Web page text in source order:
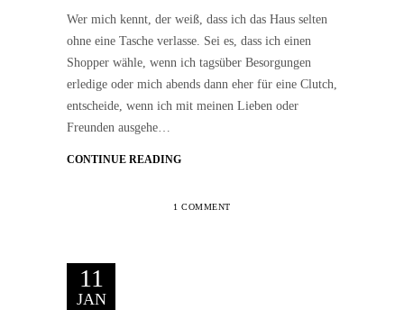
Wer mich kennt, der weiß, dass ich das Haus selten
ohne eine Tasche verlasse. Sei es, dass ich einen
Shopper wähle, wenn ich tagsüber Besorgungen
erledige oder mich abends dann eher für eine Clutch,
entscheide, wenn ich mit meinen Lieben oder
Freunden ausgehe…
CONTINUE READING
1 COMMENT
11
JAN